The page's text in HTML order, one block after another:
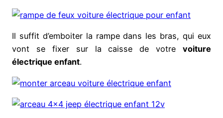
Il suffit d’emboiter la rampe dans les bras, qui eux
vont se fixer sur la caisse de votre voiture
électrique enfant.